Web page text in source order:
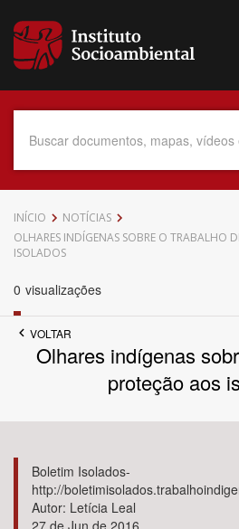
para
conteúdo
Data do Documento
Tema
INÍCIO
NOTÍCIAS
OLHARES INDÍGENAS SOBRE O TRABALHO
ISOLADOS
0 visualizações
VOLTAR
Olhares indígenas
proteção aos
Boletim Isolados-
http://
Autor: Letícia Leal
27 de Jun de 2016